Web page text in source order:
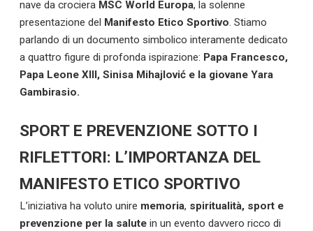
nave da crociera MSC World Europa, la solenne
presentazione del
Manifesto Etico Sportivo. Stiamo
parlando di un documento simbolico interamente dedicato
a quattro figure di profonda ispirazione: Papa Francesco,
Papa Leone XIII, Sinisa Mihajlović e la giovane Yara
Gambirasio.
SPORT E PREVENZIONE SOTTO I
RIFLETTORI: L’IMPORTANZA DEL
MANIFESTO ETICO SPORTIVO
L’iniziativa ha voluto unire memoria, spiritualità, sport e
prevenzione per la salute in un evento davvero ricco di